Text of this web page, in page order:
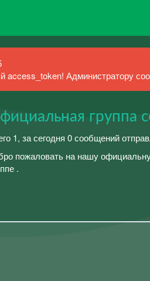
access_token! Администратору
группа
1, за сегодня 0 сообщений
пожаловать на нашу
.